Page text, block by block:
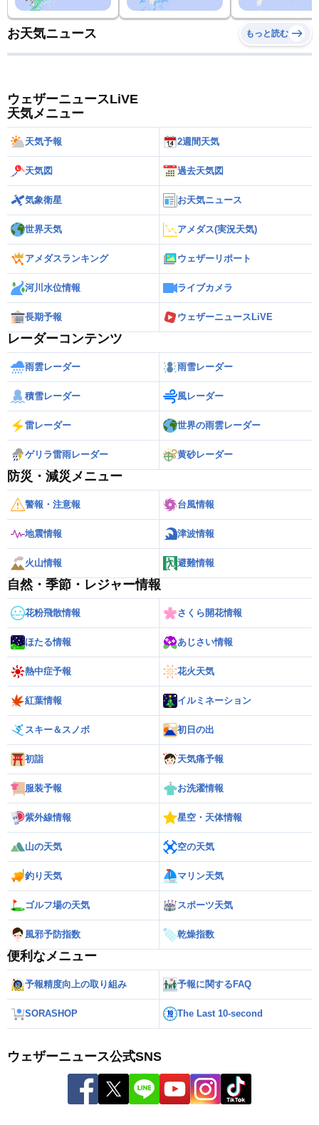
お天気ニュース もっと読む
ウェザーニュースLiVE
天気メニュー
天気予報 2週間天気
天気図 過去天気図
気象衛星 お天気ニュース
世界天気 アメダス(実況天気)
アメダスランキング ウェザーリポート
河川水位情報 ライブカメラ
長期予報 ウェザーニュースLiVE
レーダーコンテンツ
雨雲レーダー 雨雪レーダー
積雪レーダー 風レーダー
雷レーダー 世界の雨雲レーダー
ゲリラ雷雨レーダー 黄砂レーダー
防災・減災メニュー
警報・注意報 台風情報
地震情報 津波情報
火山情報 避難情報
自然・季節・レジャー情報
花粉飛散情報 さくら開花情報
ほたる情報 あじさい情報
熱中症予報 花火天気
紅葉情報 イルミネーション
スキー＆スノボ 初日の出
初詣 天気痛予報
服装予報 お洗濯情報
紫外線情報 星空・天体情報
山の天気 空の天気
釣り天気 マリン天気
ゴルフ場の天気 スポーツ天気
風邪予防指数 乾燥指数
便利なメニュー
予報精度向上の取り組み 予報に関するFAQ
SORASHOP The Last 10-second
ウェザーニュース公式SNS